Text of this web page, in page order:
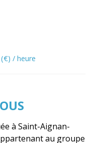
(€) / heure
à Saint-Aignan-
au groupe